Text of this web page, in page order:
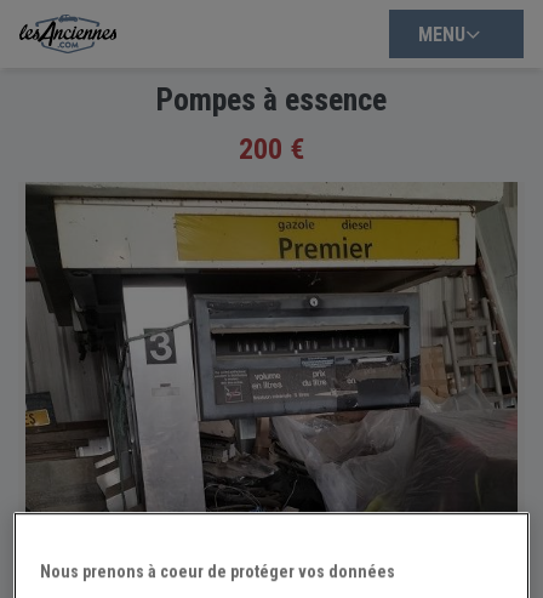
MENU
Pompes à essence
200 €
Nous prenons à coeur de protéger vos données